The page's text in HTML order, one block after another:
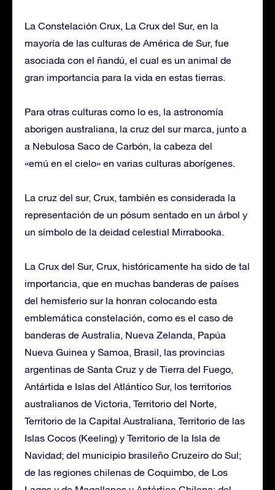
La Constelación Crux, La Crux del Sur, en la
mayoría de las culturas de América de Sur, fue
asociada con el ñandú, el cual es un animal de
gran importancia para la vida en estas tierras.
Para otras culturas como lo es, la astronomía
aborigen australiana, la cruz del sur marca, junto a
a Nebulosa Saco de Carbón, la cabeza del
«emú en el cielo» en varias culturas aborígenes. ​
La cruz del sur, Crux, también es considerada la
representación de un pósum sentado en un árbol y
un símbolo de la deidad celestial Mirrabooka.
La Crux del Sur, Crux, históricamente ha sido de tal
importancia, que en muchas banderas de países
del hemisferio sur la honran colocando esta
emblemática constelación, como es el caso de
banderas de Australia, Nueva Zelanda, Papúa
Nueva Guinea y Samoa, Brasil, las provincias
argentinas de Santa Cruz y de Tierra del Fuego,
Antártida e Islas del Atlántico Sur, los territorios
australianos de Victoria, Territorio del Norte,
Territorio de la Capital Australiana, Territorio de las
Islas Cocos (Keeling) y Territorio de la Isla de
Navidad; del municipio brasileño Cruzeiro do Sul;
de las regiones chilenas de Coquimbo, de Los